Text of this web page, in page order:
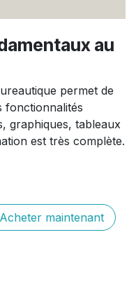
au
permet de
fonctionnalités
graphiques, tableaux
est très complète.
Acheter maintenant